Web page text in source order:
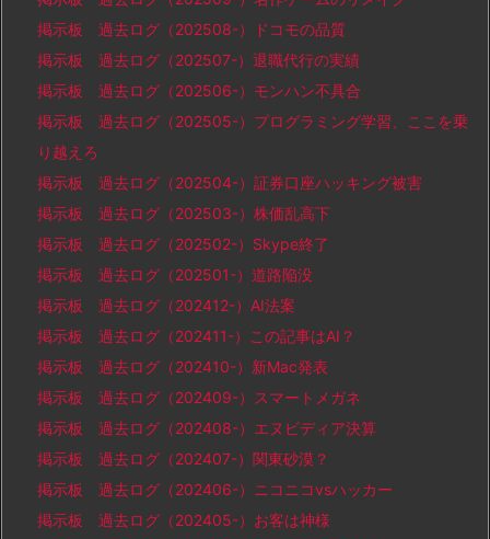
掲示板 過去ログ（202508-）ドコモの品質
掲示板 過去ログ（202507-）退職代行の実績
掲示板 過去ログ（202506-）モンハン不具合
掲示板 過去ログ（202505-）プログラミング学習、ここを乗
り越えろ
掲示板 過去ログ（202504-）証券口座ハッキング被害
掲示板 過去ログ（202503-）株価乱高下
掲示板 過去ログ（202502-）Skype終了
掲示板 過去ログ（202501-）道路陥没
掲示板 過去ログ（202412-）AI法案
掲示板 過去ログ（202411-）この記事はAI？
掲示板 過去ログ（202410-）新Mac発表
掲示板 過去ログ（202409-）スマートメガネ
掲示板 過去ログ（202408-）エヌビディア決算
掲示板 過去ログ（202407-）関東砂漠？
掲示板 過去ログ（202406-）ニコニコvsハッカー
掲示板 過去ログ（202405-）お客は神様